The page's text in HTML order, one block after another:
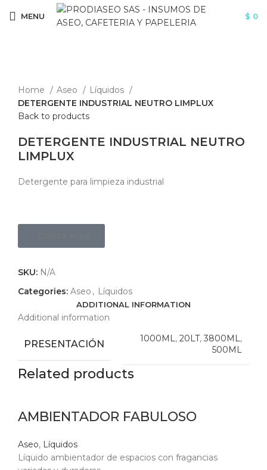
MENU $ 0
Home
Aseo
Líquidos
DETERGENTE INDUSTRIAL NEUTRO LIMPLUX
Back to products
DETERGENTE INDUSTRIAL NEUTRO
LIMPLUX
Detergente para limpieza industrial
SKU: N/A
Categories: Aseo , Líquidos
ADDITIONAL INFORMATION
Additional information
PRESENTACIÓN 1000ML, 20LT, 3800ML,
500ML
Related products
AMBIENTADOR FABULOSO
Aseo, Líquidos
Líquido ambientador de espacios con fragancias